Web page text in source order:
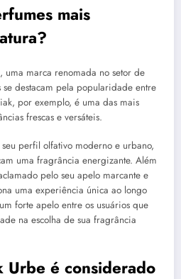
mais
uma marca renomada no setor de
se destacam pela popularidade entre
por exemplo, é uma das mais
frescas e versáteis.
perfil olfativo moderno e urbano,
uma fragrância energizante. Além
pelo seu apelo marcante e
uma experiência única ao longo
forte apelo entre os usuários que
na escolha de sua fragrância
Urbe é considerado